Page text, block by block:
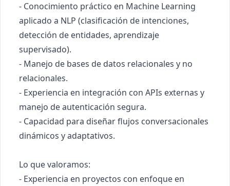
- Conocimiento práctico en Machine Learning
aplicado a NLP (clasificación de intenciones,
detección de entidades, aprendizaje
supervisado).
- Manejo de bases de datos relacionales y no
relacionales.
- Experiencia en integración con APIs externas y
manejo de autenticación segura.
- Capacidad para diseñar flujos conversacionales
dinámicos y adaptativos.
Lo que valoramos:
- Experiencia en proyectos con enfoque en